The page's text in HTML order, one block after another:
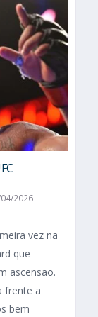
2026
vez na
que
ascensão.
frente a
bem